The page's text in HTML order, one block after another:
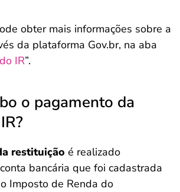
obter mais informações sobre a
da plataforma Gov.br, na aba
IR”.
o pagamento da
restituição é realizado
bancária que foi cadastrada
Imposto de Renda do